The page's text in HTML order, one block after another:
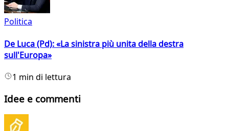
Politica
De Luca (Pd): «La sinistra più unita della destra
sull'Europa»
1 min di lettura
Idee e commenti